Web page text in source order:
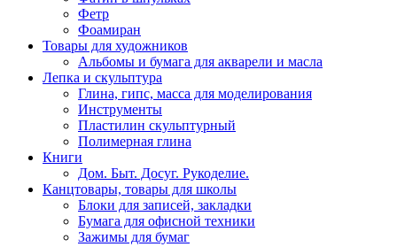
Фетр
Фоамиран
Товары для художников
Альбомы и бумага для акварели и масла
Лепка и скульптура
Глина, гипс, масса для моделирования
Инструменты
Пластилин скульптурный
Полимерная глина
Книги
Дом. Быт. Досуг. Рукоделие.
Канцтовары, товары для школы
Блоки для записей, закладки
Бумага для офисной техники
Зажимы для бумаг